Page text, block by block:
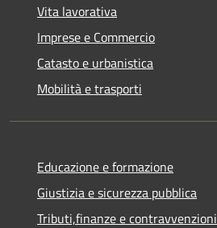
Vita lavorativa
Imprese e Commercio
Catasto e urbanistica
Mobilità e trasporti
Educazione e formazione
Giustizia e sicurezza pubblica
Tributi,finanze e contravvenzioni